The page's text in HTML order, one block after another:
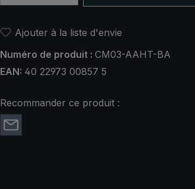
Ajouter à la liste d'envie
Numéro de produit : CM03-AAHT-BA
EAN: 40 22973 00857 5
Recommander ce produit :